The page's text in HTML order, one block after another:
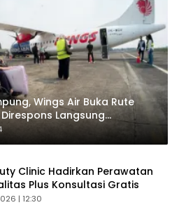
Wings Air Buka Rute
Langsung
Clinic Hadirkan Perawatan
Plus Konsultasi Gratis
| 12:30